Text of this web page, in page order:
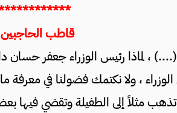
قاطب الحاجبين
، لماذا رئيس الوزراء جعفر
، ولا نكتمك فضولنا في
مثلاً إلى الطفيلة وتقضي فيها